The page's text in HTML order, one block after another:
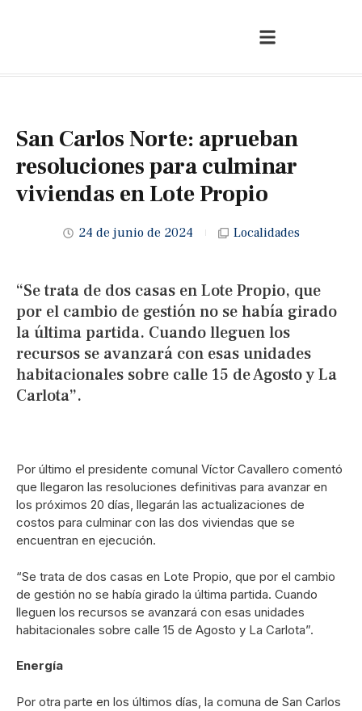
San Carlos Norte: aprueban
resoluciones para culminar
viviendas en Lote Propio
24 de junio de 2024 Localidades
“Se trata de dos casas en Lote Propio, que
por el cambio de gestión no se había girado
la última partida. Cuando lleguen los
recursos se avanzará con esas unidades
habitacionales sobre calle 15 de Agosto y La
Carlota”.
Por último el presidente comunal Víctor Cavallero comentó
que llegaron las resoluciones definitivas para avanzar en
los próximos 20 días, llegarán las actualizaciones de
costos para culminar con las dos viviendas que se
encuentran en ejecución.
“Se trata de dos casas en Lote Propio, que por el cambio
de gestión no se había girado la última partida. Cuando
lleguen los recursos se avanzará con esas unidades
habitacionales sobre calle 15 de Agosto y La Carlota”.
Energía
Por otra parte en los últimos días, la comuna de San Carlos